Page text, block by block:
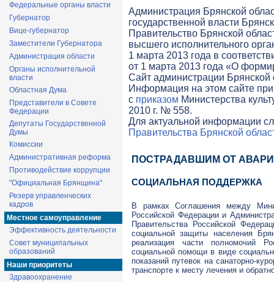
Федеральные органы власти
Губернатор
Вице-губернатор
Заместители Губернатора
Администрация области
Органы исполнительной
власти
Областная Дума
Представители в Совете
Федерации
Депутаты Государственной
Думы
Комиссии
Административная реформа
Противодействие коррупции
"Официальная Брянщина"
Резерв управленческих
кадров
Местное самоуправление
Эффективность деятельности
Совет муниципальных
образований
Наши приоритеты
Здравоохранение
Администрация Брянской
государственной власти
Правительство Брянской
высшего исполнительного
1 марта 2013 года в
от 1 марта 2013 года «О
Cайт администрации Брянской
Информация на этом сайте
с приказом Министерства
2010 г. № 558.
Для актуальной информации
Правительства Брянской
ПОСТРАДАВШИМ ОТ
СОЦИАЛЬНАЯ ПОДДЕРЖКА
В рамках Соглашения между
Российской Федерации и
Правительства Российской
социальной защиты населения
реализация части полномочий
социальной помощи в виде
показаний путевок на санаторно-
транспорте к месту лечения и